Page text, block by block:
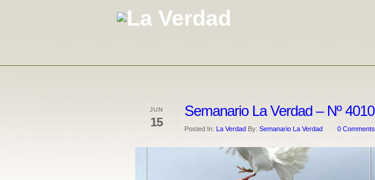
JUN
15
Semanario La Verdad – Nº 4010
Posted In: La Verdad By: Semanario La Verdad 0 Comments